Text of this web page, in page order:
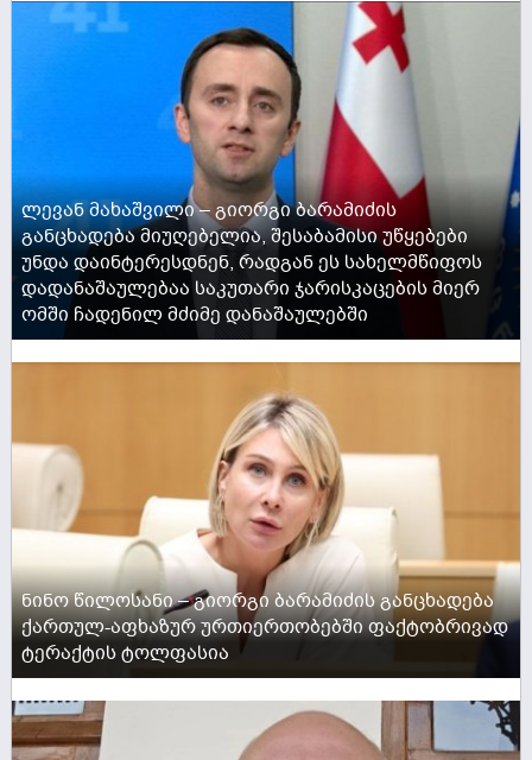
ლევან მახაშვილი – გიორგი ბარამიძის
განცხადება მიუღებელია, შესაბამისი უწყებები
უნდა დაინტერესდნენ, რადგან ეს სახელმწიფოს
დადანაშაულებაა საკუთარი ჯარისკაცების მიერ
ომში ჩადენილ მძიმე დანაშაულებში
ნინო წილოსანი – გიორგი ბარამიძის განცხადება
ქართულ-აფხაზურ ურთიერთობებში ფაქტობრივად
ტერაქტის ტოლფასია